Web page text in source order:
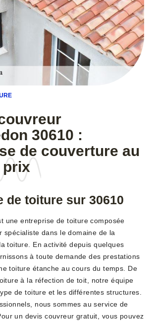
30610 :
de couverture au
prix
de toiture sur 30610
une entreprise de toiture composée
spécialiste dans le domaine de la
toiture. En activité depuis quelques
à toute demande des prestations
toiture étanche au cours du temps. De
à la réfection de toit, notre équipe
de toiture et les différentes structures.
nous sommes au service de
un devis couvreur gratuit, vous pouvez